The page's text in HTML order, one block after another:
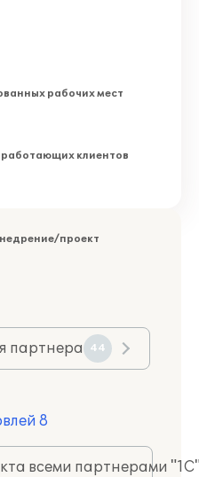
рабочих мест
клиентов
проект
партнера 44
8
всеми партнерами